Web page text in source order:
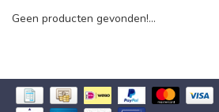
Geen producten gevonden!...